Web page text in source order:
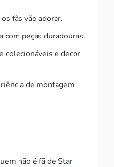
fãs vão adorar.
com peças duradouras.
colecionáveis e decor
de montagem
não é fã de Star